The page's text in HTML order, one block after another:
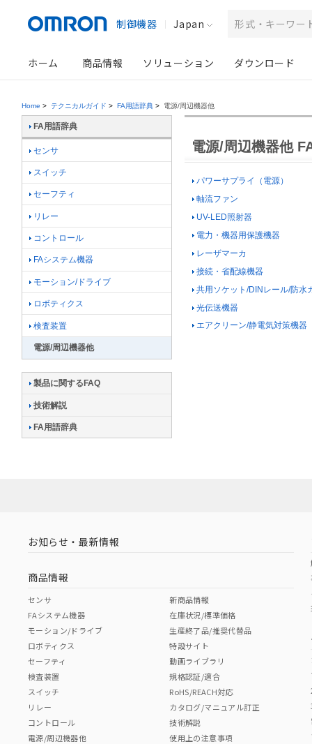
制御機器 Japan
ホーム 商品情報 ソリューション ダウンロード
Home > テクニカルガイド > FA用語辞典 > 電源/周辺機器他
電源/周辺機器他
パワーサプライ（電源）
軸流ファン
UV-LED照射器
電力・機器用保護機器
レーザマーカ
接続・省配線機器
共用ソケット/DINレール/防水
光伝送機器
エアクリーン/静電気対策機器
FA用語辞典
センサ
スイッチ
セーフティ
リレー
コントロール
FAシステム機器
モーション/ドライブ
ロボティクス
検査装置
電源/周辺機器他
製品に関するFAQ
技術解説
FA用語辞典
お知らせ・最新情報
商品情報
センサ
FAシステム機器
モーション/ドライブ
ロボティクス
セーフティ
検査装置
スイッチ
リレー
コントロール
電源/周辺機器他
新商品情報
在庫状況/標準価格
生産終了品/推奨代替品
特設サイト
動画ライブラリ
規格認証/適合
RoHS/REACH対応
カタログ/マニュアル訂正
技術解説
使用上の注意事項